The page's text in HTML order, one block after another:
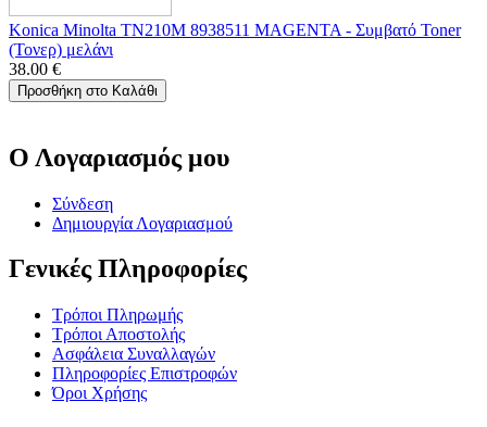
Konica Minolta TN210M 8938511 MAGENTA - Συμβατό Toner
(Τονερ) μελάνι
38.00 €
Προσθήκη στο Καλάθι
Ο Λογαριασμός μου
Σύνδεση
Δημιουργία Λογαριασμού
Γενικές Πληροφορίες
Τρόποι Πληρωμής
Τρόποι Αποστολής
Ασφάλεια Συναλλαγών
Πληροφορίες Επιστροφών
Όροι Χρήσης